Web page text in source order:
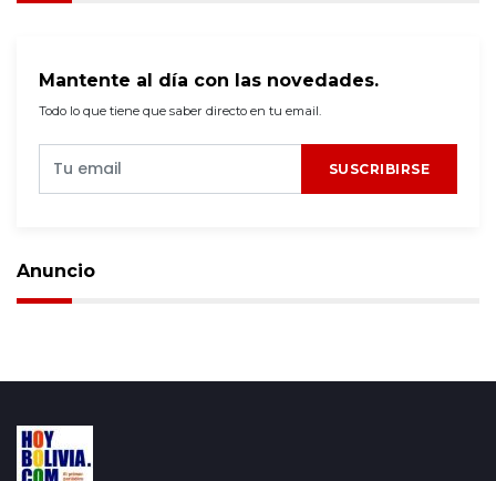
Mantente al día con las novedades.
Todo lo que tiene que saber directo en tu email.
SUSCRIBIRSE
Anuncio